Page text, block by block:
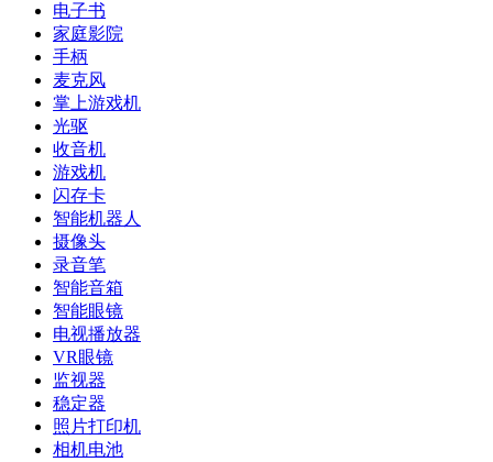
电子书
家庭影院
手柄
麦克风
掌上游戏机
光驱
收音机
游戏机
闪存卡
智能机器人
摄像头
录音笔
智能音箱
智能眼镜
电视播放器
VR眼镜
监视器
稳定器
照片打印机
相机电池